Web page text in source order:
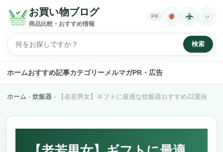
お買い物ブログ
商品比較・おすすめ情報
検索
PR
ホームおすすめ記事カテゴリーメルマガPR・広告
ホーム 炊飯器 【老若男女】ギフトに最適な炊飯器おすすめ22選抜